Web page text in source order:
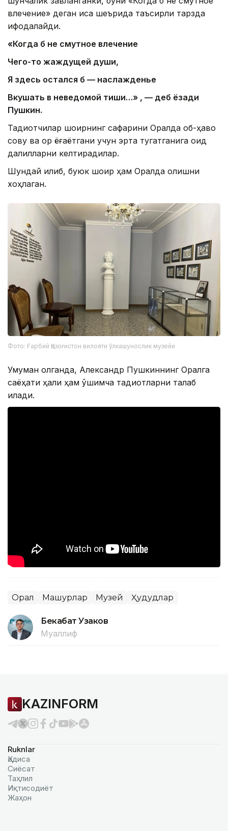
влечение» деган қисқа шеърида таъсирли тарзда
ифодалайди.
«Когда б не смутное влечение
Чего-то жаждущей души,
Я здесь остался б — наслажденье
Вкушать в неведомой тиши…» , — деб ёзади
Пушкин.
Тадқиқотчилар шоирнинг сафарини Оралда об-ҳаво
совуқ ва қор ёғаётгани учун эрта тугатганига оид
далилларни келтирадилар.
Шундай қилиб, буюк шоир ҳам Оралда қолишни
хоҳлаган.
Фото: Ғарбий Қозоғистон вилояти ўлкашунослик музейи
Умуман олганда, Александр Пушкиннинг Оралга
саёҳати ҳали ҳам қўшимча тадқиқотларни талаб
қилади.
Орал Машҳурлар Музей Ҳудудлар
Бекабат Узаков
Муаллиф
KAZINFORM
Ruknlar
Ҳодиса
Сиёсат
Таҳлил
Иқтисодиёт
Жаҳон